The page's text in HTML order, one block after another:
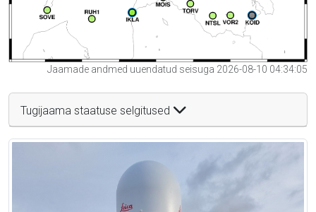
Jaamade andmed uuendatud seisuga 2026-08-10 04:34:05
Tugijaama staatuse selgitused